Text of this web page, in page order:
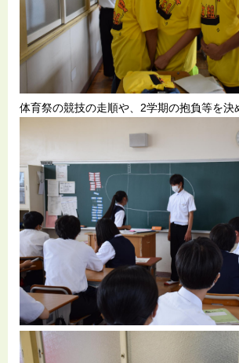
体育祭の競技の走順や、2学期の抱負等を決